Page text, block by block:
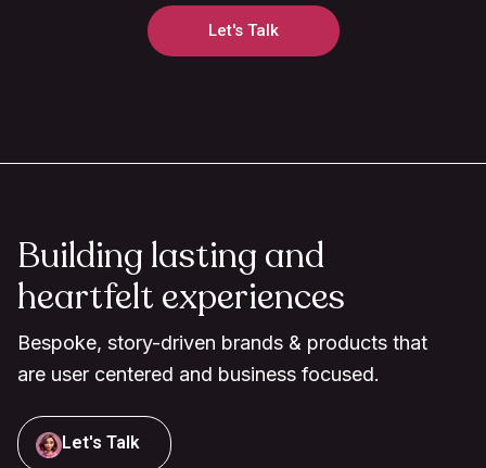
Let's Talk
Building lasting and
heartfelt experiences
Bespoke, story-driven brands & products that
are user centered and business focused.
Let's Talk